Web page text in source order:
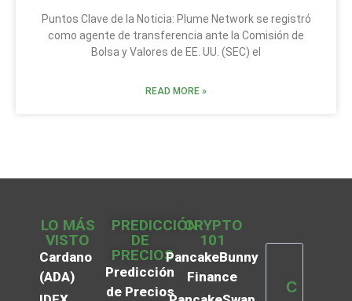
Puntos Clave de la Noticia: Plume Network se registró
como agente de transferencia ante la Comisión de
Bolsa y Valores de EE. UU. (SEC) el
READ MORE »
LO MÁS
VISTO
Cardano
(ADA)
PREDICCIÓN
DE
PRECIOS
Predicción
de Precios
CRYPTO
101
PancakeBunny
Finance
C